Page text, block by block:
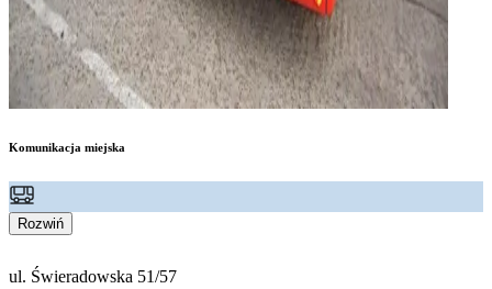
Komunikacja miejska
Rozwiń
ul. Świeradowska 51/57